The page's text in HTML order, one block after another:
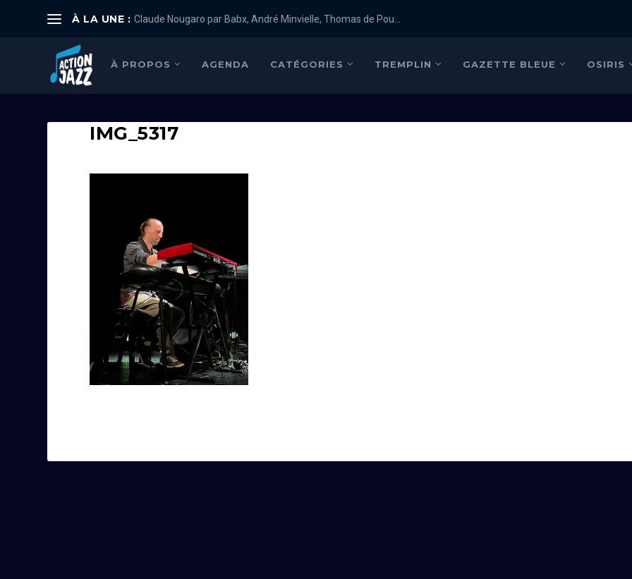
À LA UNE : Claude Nougaro par Babx, André Minvielle, Thomas de Pou...
À PROPOS AGENDA CATÉGORIES TREMPLIN GAZETTE BLEUE OSIRIS
IMG_5317